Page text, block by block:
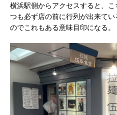
横浜駅側からアクセスすると、
つも必ず店の前に行列が出来て
のでこれもある意味目印になる。